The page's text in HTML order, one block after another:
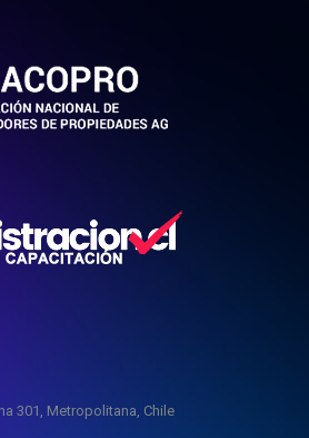
301, Metropolitana, Chile